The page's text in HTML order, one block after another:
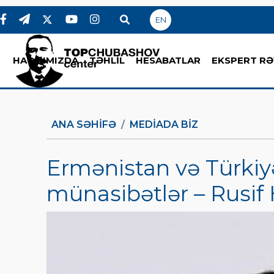
EN
HAQQIMIZDA TƏHLİL HESABATLAR EKSPERT
ANA SƏHIFƏ MEDİADA BİZ
Ermənistan və
münasibətlər – Rusif